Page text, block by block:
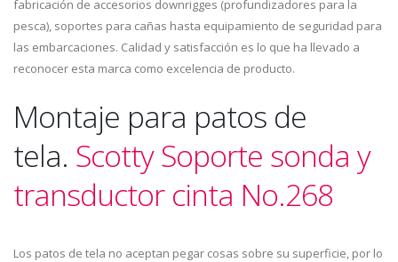
fabricación de accesorios downrigges (profundizadores para la
pesca), soportes para cañas hasta equipamiento de seguridad para
las embarcaciones. Calidad y satisfacción es lo que ha llevado a
reconocer esta marca como excelencia de producto.
Montaje para patos de
tela. Scotty Soporte sonda y
transductor cinta No.268
Los patos de tela no aceptan pegar cosas sobre su superficie, por lo